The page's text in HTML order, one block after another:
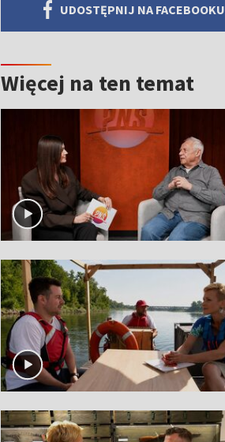
UDOSTĘPNIJ NA FACEBOOKU
Więcej na ten temat